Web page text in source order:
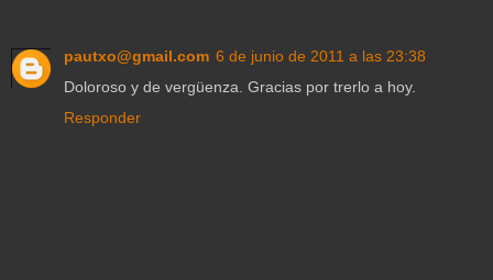
pautxo@gmail.com 6 de junio de 2011 a las 23:38
Doloroso y de vergüenza. Gracias por trerlo a hoy.
Responder